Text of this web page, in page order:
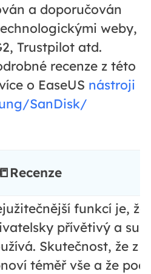
a doporučován
weby,
Trustpilot atd.
recenze z této
o EaseUS nástroji
SanDisk/
📒Recenze
funkcí je,
přívětivý a
Skutečnost, že z
téměř vše a že